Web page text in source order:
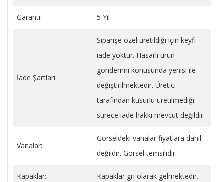
Garanti: 5 Yıl
İade Şartları:
Siparişe özel üretildiği için keyfi
iade yoktur. Hasarlı ürün
gönderimi konusunda yenisi ile
değiştirilmektedir. Üretici
tarafından kusurlu üretilmediği
sürece iade hakkı mevcut değildir.
Vanalar:
Görseldeki vanalar fiyatlara dahil
değildir. Görsel temsilidir.
Kapaklar: Kapaklar gri olarak gelmektedir.